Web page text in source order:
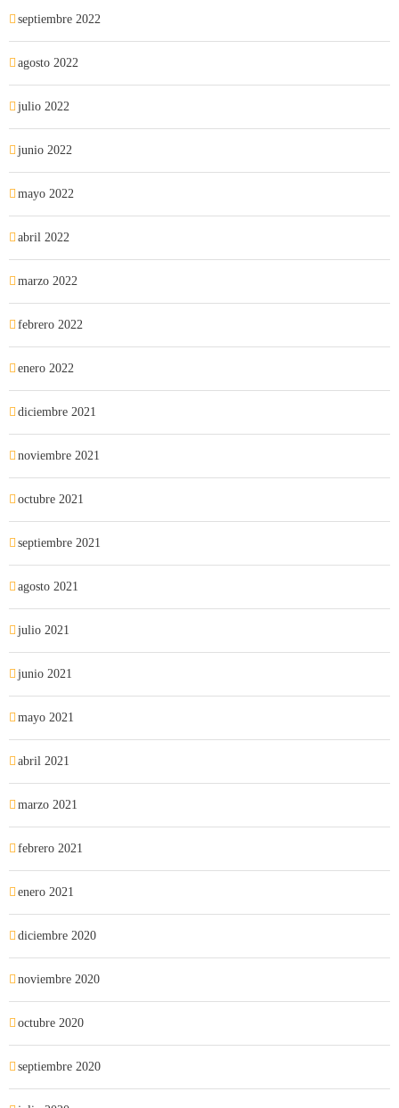
septiembre 2022
agosto 2022
julio 2022
junio 2022
mayo 2022
abril 2022
marzo 2022
febrero 2022
enero 2022
diciembre 2021
noviembre 2021
octubre 2021
septiembre 2021
agosto 2021
julio 2021
junio 2021
mayo 2021
abril 2021
marzo 2021
febrero 2021
enero 2021
diciembre 2020
noviembre 2020
octubre 2020
septiembre 2020